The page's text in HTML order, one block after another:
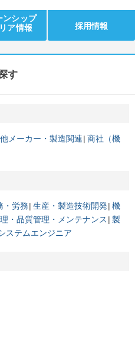
ンシップ
ア情報
採用情報
す
メーカー・製造関連 商社（機
・労務 生産・製造技術開発 機
・品質管理・メンテナンス
製
ステムエンジニア